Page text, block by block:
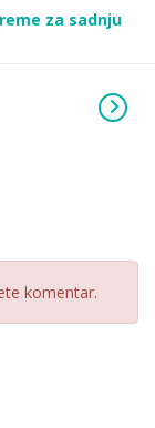
za sadnju
komentar.